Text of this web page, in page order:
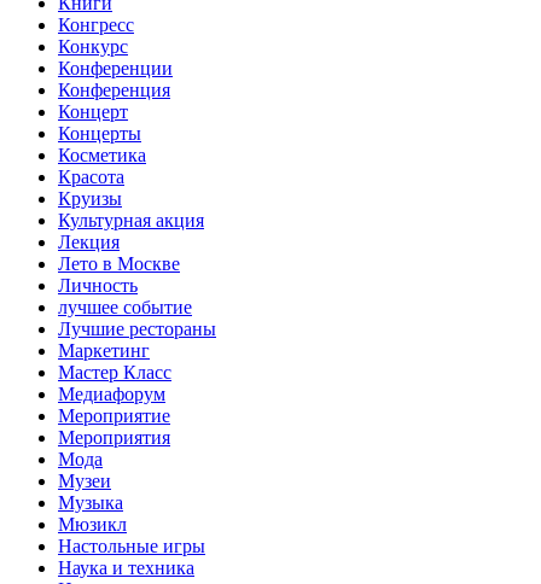
Конгресс
Конкурс
Конференции
Конференция
Концерт
Концерты
Косметика
Красота
Круизы
Культурная акция
Лекция
Лето в Москве
Личность
лучшее событие
Лучшие рестораны
Маркетинг
Мастер Класс
Медиафорум
Мероприятие
Мероприятия
Мода
Музеи
Музыка
Мюзикл
Настольные игры
Наука и техника